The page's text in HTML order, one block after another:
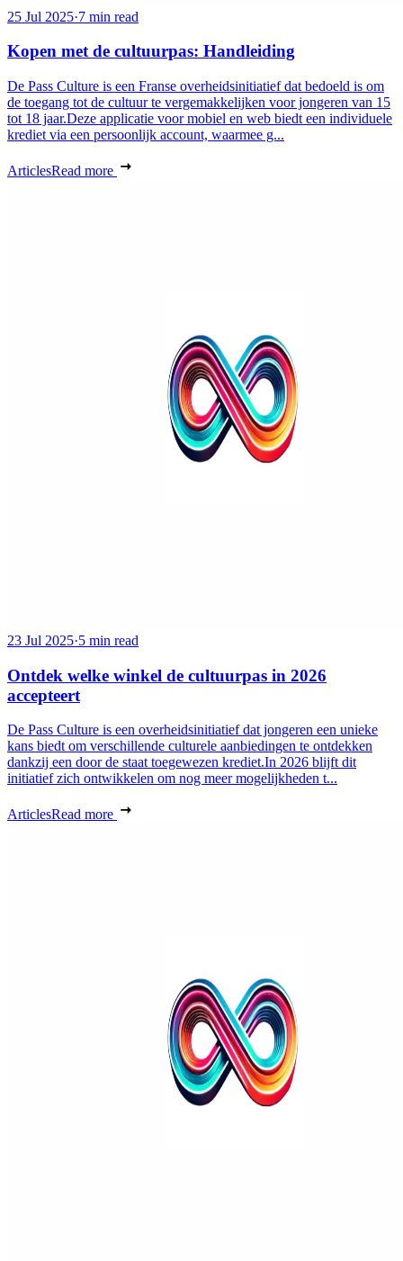
25 Jul 2025·7 min read
Kopen met de cultuurpas: Handleiding
De Pass Culture is een Franse overheidsinitiatief dat bedoeld is om
de toegang tot de cultuur te vergemakkelijken voor jongeren van 15
tot 18 jaar.Deze applicatie voor mobiel en web biedt een individuele
krediet via een persoonlijk account, waarmee g...
ArticlesRead more
23 Jul 2025·5 min read
Ontdek welke winkel de cultuurpas in 2026
accepteert
De Pass Culture is een overheidsinitiatief dat jongeren een unieke
kans biedt om verschillende culturele aanbiedingen te ontdekken
dankzij een door de staat toegewezen krediet.In 2026 blijft dit
initiatief zich ontwikkelen om nog meer mogelijkheden t...
ArticlesRead more